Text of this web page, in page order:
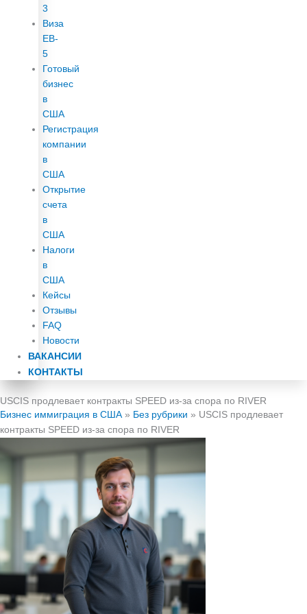
3
Виза
EB-
5
Готовый
бизнес
в
США
Регистрация
компании
в
США
Открытие
счета
в
США
Налоги
в
США
Кейсы
Отзывы
FAQ
Новости
ВАКАНСИИ
КОНТАКТЫ
USCIS продлевает контракты SPEED из‑за спора по RIVER
Бизнес иммиграция в США » Без рубрики » USCIS продлевает
контракты SPEED из‑за спора по RIVER